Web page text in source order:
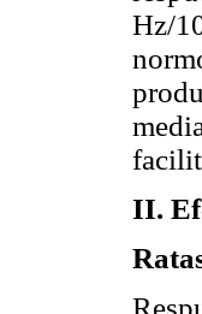
Hz/
II.